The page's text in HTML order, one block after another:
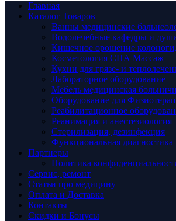
Главная
Каталог Товаров
Ванны медицинские
Водолечебные кафедры и
Кишечное орошение
Косметология СПА Массаж
Кухни для грязе- и
Лабораторное оборудование
Мебель медицинская
Оборудование для
Реабилитационное
Реанимация и анестезиология
Стерилизация, дезинфекция
Функциональная диагностика
Партнеры
Политика
Сервис, ремонт
Статьи про медицину
Оплата и Доставка
Контакты
Скидки и Бонусы